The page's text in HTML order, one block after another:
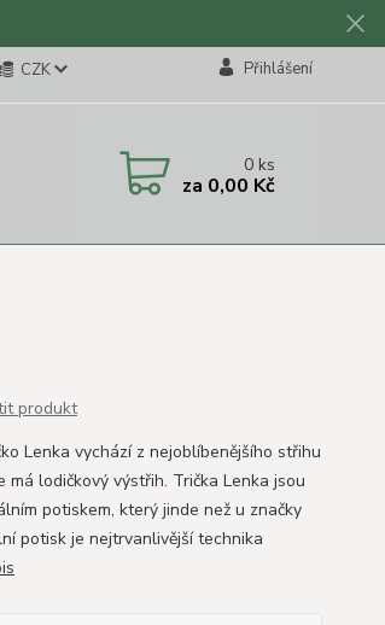
CZK Přihlášení
0ks
za 0,00 Kč
produkt
Lenka vychází z nejoblíbenějšího střihu
lodičkový výstřih. Trička Lenka jsou
potiskem, který jinde než u značky
potisk je nejtrvanlivější technika